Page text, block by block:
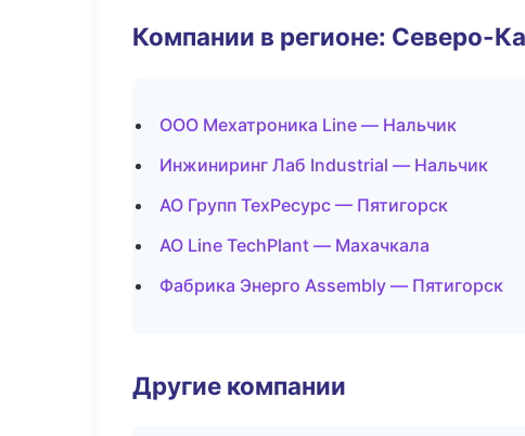
Компании в регионе: Северо-
ООО Мехатроника Line — Нальчик
Инжиниринг Лаб Industrial — Нальчик
АО Групп ТехРесурс — Пятигорск
АО Line TechPlant — Махачкала
Фабрика Энерго Assembly — Пятигорск
Другие компании